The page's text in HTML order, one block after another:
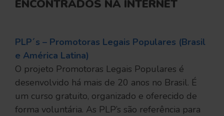
ENCONTRADOS NA INTERNET
PLP´s – Promotoras Legais Populares (Brasil
e América Latina)
O projeto Promotoras Legais Populares é
desenvolvido há mais de 20 anos no Brasil. É
um curso gratuito, organizado e oferecido de
forma voluntária. As PLP’s são referência para